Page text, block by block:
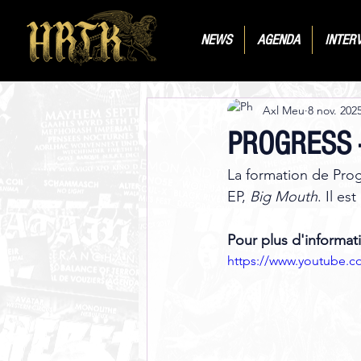
NEWS AGENDA
Axl Meu 8 nov.
La formation de
EP, Big Mouth. Il
Pour plus
https://